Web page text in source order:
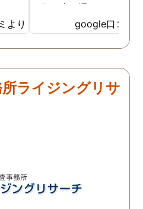
にす
より
3分程度で通いやすかっ
google口コミ
ライジングリサ